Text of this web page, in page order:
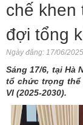
chế khen
đợi tổng
Ngày đăng: 17/06/
Sáng 17/6, tại Hà
tổ chức trọng
VI (2025-2030).